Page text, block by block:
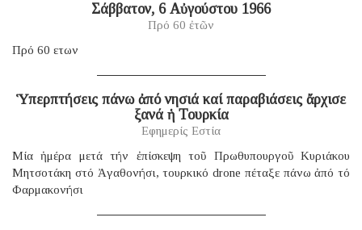
Σάββατον, 6 Αὐγούστου 1966
Πρό 60 ἐτῶν
Πρό 60 ετων
Ὑπερπτήσεις πάνω ἀπό νησιά καί παραβιάσεις ἄρχισε
ξανά ἡ Τουρκία
Εφημερίς Εστία
Μία ἡμέρα μετά τήν ἐπίσκεψη τοῦ Πρωθυπουργοῦ Κυριάκου
Μητσοτάκη στό Ἀγαθονήσι, τουρκικό drone πέταξε πάνω ἀπό τό
Φαρμακονήσι